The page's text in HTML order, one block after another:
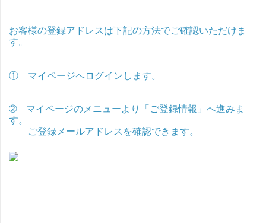
お客様の登録アドレスは下記の方法でご確認いただけま
す。
① マイページへログインします。
➁ マイページのメニューより「ご登録情報」へ進みま
す。
ご登録メールアドレスを確認できます。